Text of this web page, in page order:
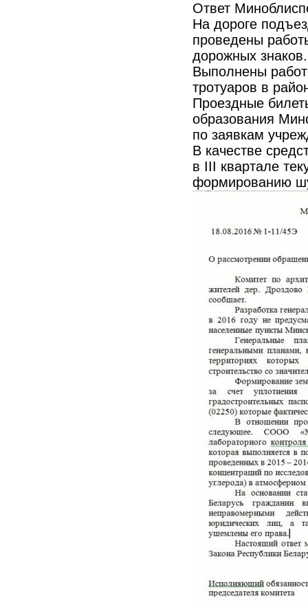
Ответ
На дороге
проведены
дорожных знаков.
Выполнены
тротуаров в
Проездные
образования
по заявкам
В качестве
в III квартале
формированию